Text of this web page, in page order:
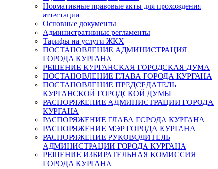
Нормативные правовые акты для прохождения
аттестации
Основные документы
Административные регламенты
Тарифы на услуги ЖКХ
ПОСТАНОВЛЕНИЕ АДМИНИСТРАЦИЯ
ГОРОДА КУРГАНА
РЕШЕНИЕ КУРГАНСКАЯ ГОРОДСКАЯ ДУМА
ПОСТАНОВЛЕНИЕ ГЛАВА ГОРОДА КУРГАНА
ПОСТАНОВЛЕНИЕ ПРЕДСЕДАТЕЛЬ
КУРГАНСКОЙ ГОРОДСКОЙ ДУМЫ
РАСПОРЯЖЕНИЕ АДМИНИСТРАЦИИ ГОРОДА
КУРГАНА
РАСПОРЯЖЕНИЕ ГЛАВА ГОРОДА КУРГАНА
РАСПОРЯЖЕНИЕ МЭР ГОРОДА КУРГАНА
РАСПОРЯЖЕНИЕ РУКОВОДИТЕЛЬ
АДМИНИСТРАЦИИ ГОРОДА КУРГАНА
РЕШЕНИЕ ИЗБИРАТЕЛЬНАЯ КОМИССИЯ
ГОРОДА КУРГАНА